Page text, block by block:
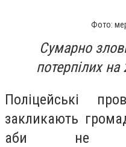
Фото:
Сумарно
потерпілих на
Поліцейські
закликають
аби не